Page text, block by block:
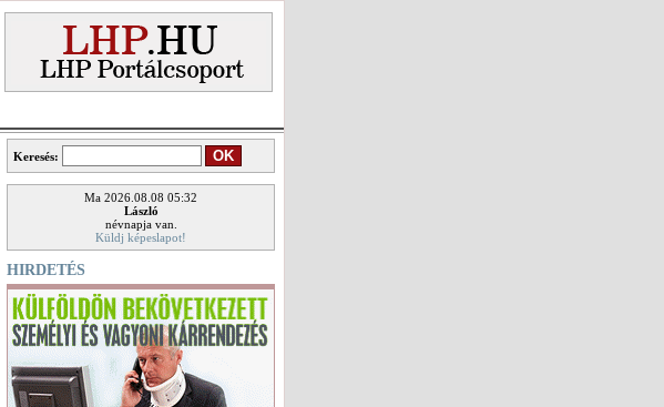
Keresés:
Ma 2026.08.08 05:32
László
névnapja van.
Küldj képeslapot!
HIRDETÉS